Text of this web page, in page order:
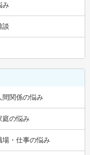
み
談
間関係の悩み
庭の悩み
場・仕事の悩み